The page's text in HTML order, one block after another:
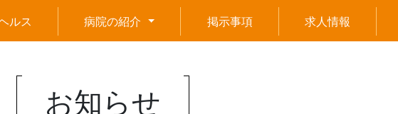
ルス 病院の紹介 (current) 掲示事項(current) 求人情報
お知らせ